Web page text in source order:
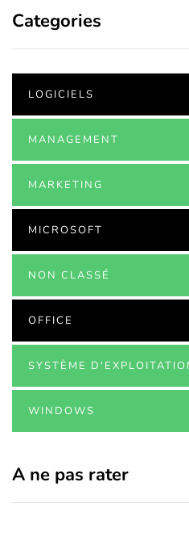
Categories
LOGICIELS
MANAGEMENT
MARKETING
MICROSOFT
NON CLASSÉ
OFFICE
SYSTÈME
WINDOWS
A ne pas rater